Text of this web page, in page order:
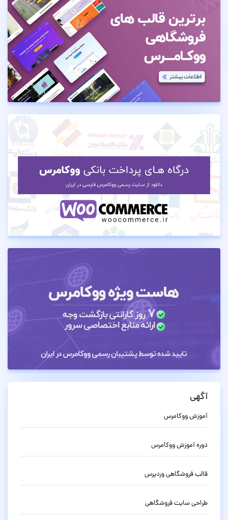
آگهی
آموزش ووکامرس
دوره آموزش ووکامرس
قالب فروشگاهی وردپرس
طراحی سایت فروشگاهی